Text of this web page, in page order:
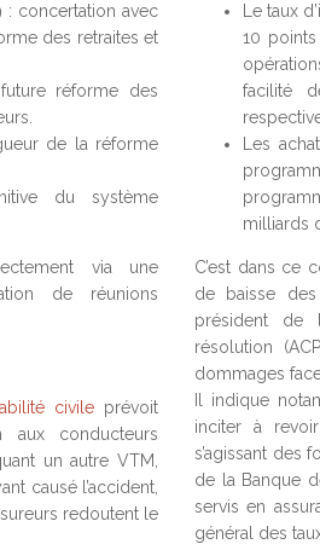
: concertation avec
des retraites et
réforme des
de la réforme
du système
via une
de réunions
civileprévoit
aux conducteurs
un autre VTM,
causé l’accident,
redoutent le
Le taux
10
facilité
Les
milliards
C’est dans ce
de baisse des
président de
résolution
dommages
Il indique
inciter à
s’agissant des
de la Banque
servis en
général des